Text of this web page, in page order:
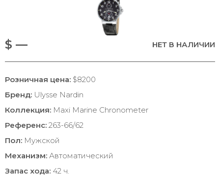
$ — НЕТ В НАЛИЧИИ
Розничная цена: $8200
Бренд: Ulysse Nardin
Коллекция: Maxi Marine Chronometer
Референс: 263-66/62
Пол: Мужской
Механизм: Автоматический
Запас хода: 42 ч.